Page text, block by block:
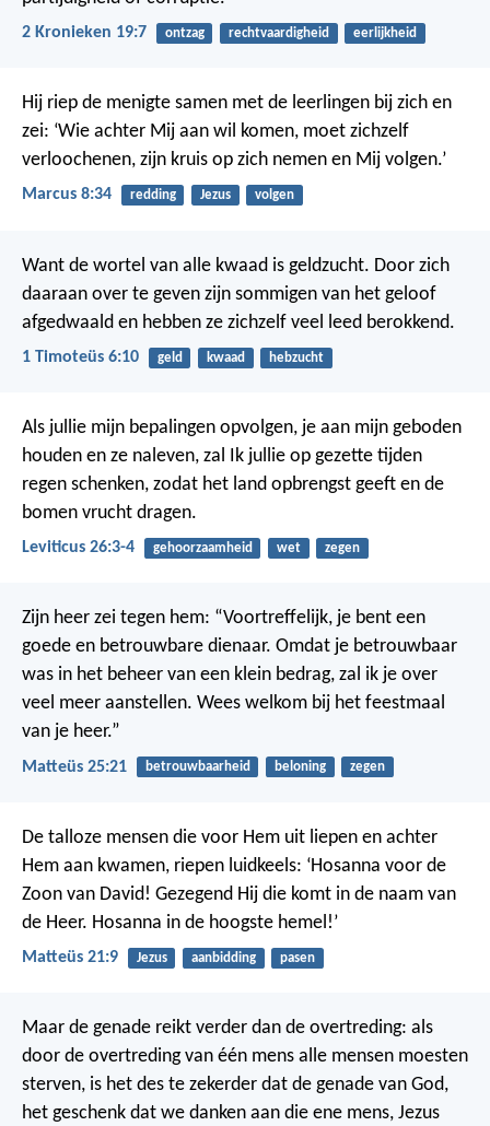
2 Kronieken 19:7 ontzag rechtvaardigheid eerlijkheid
Hij riep de menigte samen met de leerlingen bij zich en
zei: ‘Wie achter Mij aan wil komen, moet zichzelf
verloochenen, zijn kruis op zich nemen en Mij volgen.’
Marcus 8:34 redding Jezus volgen
Want de wortel van alle kwaad is geldzucht. Door zich
daaraan over te geven zijn sommigen van het geloof
afgedwaald en hebben ze zichzelf veel leed berokkend.
1 Timoteüs 6:10 geld kwaad hebzucht
Als jullie mijn bepalingen opvolgen, je aan mijn geboden
houden en ze naleven, zal Ik jullie op gezette tijden
regen schenken, zodat het land opbrengst geeft en de
bomen vrucht dragen.
Leviticus 26:3-4 gehoorzaamheid wet zegen
Zijn heer zei tegen hem: “Voortreffelijk, je bent een
goede en betrouwbare dienaar. Omdat je betrouwbaar
was in het beheer van een klein bedrag, zal ik je over
veel meer aanstellen. Wees welkom bij het feestmaal
van je heer.”
Matteüs 25:21 betrouwbaarheid beloning zegen
De talloze mensen die voor Hem uit liepen en achter
Hem aan kwamen, riepen luidkeels: ‘Hosanna voor de
Zoon van David! Gezegend Hij die komt in de naam van
de Heer. Hosanna in de hoogste hemel!’
Matteüs 21:9 Jezus aanbidding pasen
Maar de genade reikt verder dan de overtreding: als
door de overtreding van één mens alle mensen moesten
sterven, is het des te zekerder dat de genade van God,
het geschenk dat we danken aan die ene mens, Jezus